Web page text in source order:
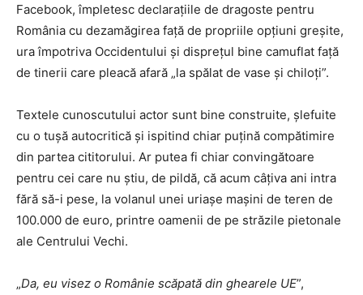
Facebook, împletesc declarațiile de dragoste pentru
România cu dezamăgirea față de propriile opțiuni greșite,
ura împotriva Occidentului și disprețul bine camuflat față
de tinerii care pleacă afară „la spălat de vase și chiloți”.
Textele cunoscutului actor sunt bine construite, șlefuite
cu o tușă autocritică și ispitind chiar puțină compătimire
din partea cititorului. Ar putea fi chiar convingătoare
pentru cei care nu știu, de pildă, că acum câțiva ani intra
fără să-i pese, la volanul unei uriașe mașini de teren de
100.000 de euro, printre oamenii de pe străzile pietonale
ale Centrului Vechi.
„Da, eu visez o Românie scăpată din ghearele UE”,